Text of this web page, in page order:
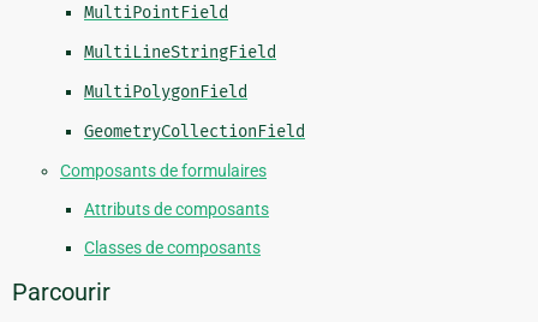
MultiPointField
MultiLineStringField
MultiPolygonField
GeometryCollectionField
Composants de formulaires
Attributs de composants
Classes de composants
Parcourir